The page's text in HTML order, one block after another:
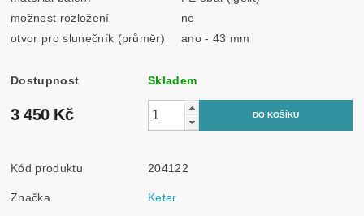
možnost rozložení
ne
otvor pro slunečník (průměr)
ano - 43 mm
Dostupnost Skladem
3 450 Kč
Kód produktu 204122
Značka Keter